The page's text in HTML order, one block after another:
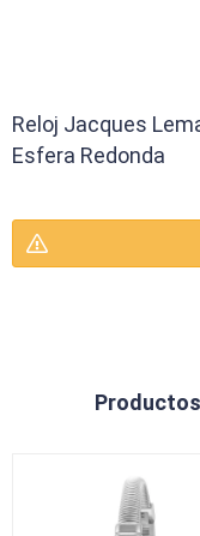
Reloj Jacques
Esfera Redonda